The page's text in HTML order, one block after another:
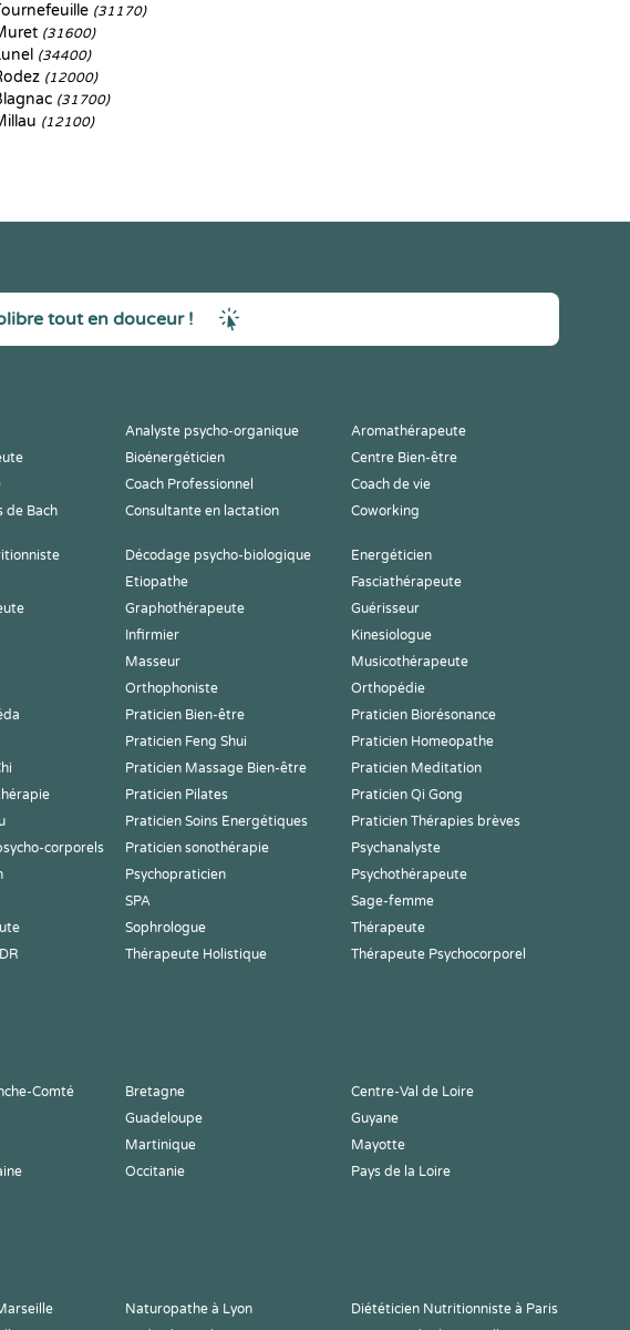
(31170)
(31600)
(34400)
(12000)
(31700)
(12100)
tout en douceur !
Analyste psycho-organique
Aromathérapeute
Bioénergéticien
Centre Bien-être
Coach Professionnel
Coach de vie
de Bach Consultante en lactation Coworking
Décodage psycho-biologique
Energéticien
Etiopathe
Fasciathérapeute
Graphothérapeute
Guérisseur
Infirmier
Kinesiologue
Masseur
Musicothérapeute
Orthophoniste
Orthopédie
Praticien Bien-être
Praticien Biorésonance
Praticien Feng Shui
Praticien Homeopathe
Praticien Massage Bien-être
Praticien Meditation
Praticien Pilates
Praticien Qi Gong
Praticien Soins Energétiques
Praticien Thérapies brèves
corporels Praticien sonothérapie
Psychanalyste
Psychopraticien
Psychothérapeute
SPA
Sage-femme
Sophrologue
Thérapeute
Thérapeute Holistique
Thérapeute Psychocorporel
Comté Bretagne
Centre-Val de Loire
Guadeloupe
Guyane
Martinique
Mayotte
Occitanie
Pays de la Loire
Naturopathe à Lyon
Diététicien Nutritionniste à Paris